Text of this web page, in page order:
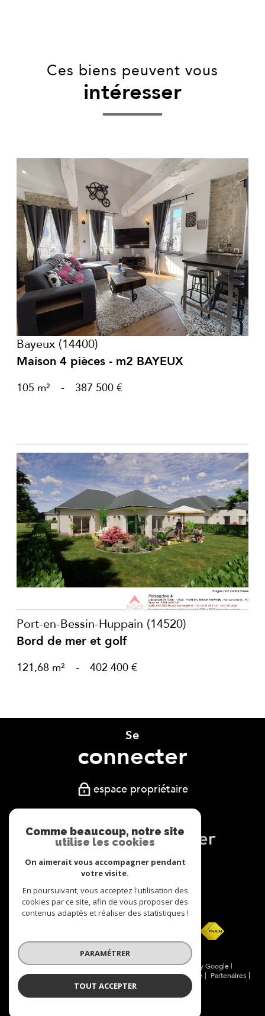
Ces biens peuvent vous
intéresser
voir le bien
Bayeux (14400)
Maison 4 pièces - m2 BAYEUX
105 m² - 387 500 €
voir le bien
Port-en-Bessin-Huppain (14520)
Bord de mer et golf
121,68 m² - 402 400 €
Se
connecter
espace propriétaire
Nous
adhérons
© 2026 | Tous droits réservés | Traduction powered by Google |
Nos honoraires
Plan du site Mentions légales Admin
Partenaires
Politique RGPD
Comme beaucoup, notre site
utilise les cookies
On aimerait vous accompagner pendant
votre visite.
En poursuivant, vous acceptez l'utilisation des
cookies par ce site, afin de vous proposer des
contenus adaptés et réaliser des statistiques !
PARAMÉTRER
TOUT ACCEPTER